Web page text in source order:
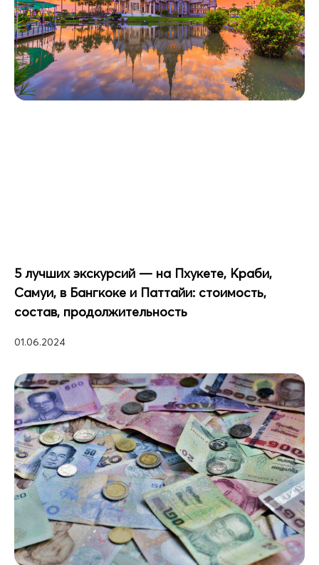
5 лучших экскурсий — на Пхукете, Краби,
Самуи, в Бангкоке и Паттайи: стоимость,
состав, продолжительность
01.06.2024